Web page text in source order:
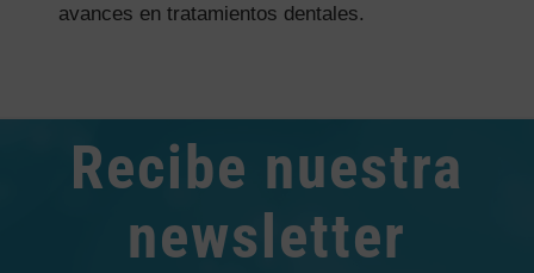
avances en tratamientos dentales.
Recibe nuestra
newsletter